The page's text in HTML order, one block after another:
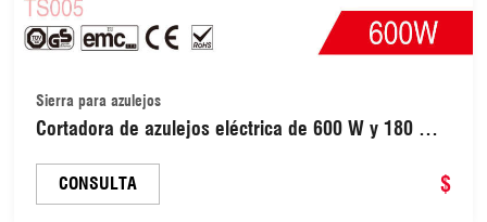
Sierra para azulejos
Cortadora de azulejos eléctrica de 600 W y 180 mm
CONSULTA $